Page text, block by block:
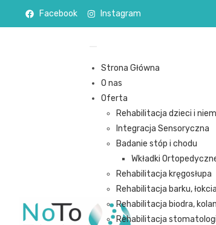
Facebook Instagram
Strona Główna
O nas
Oferta
Rehabilitacja dzieci i
Integracja Sensoryczna
Badanie stóp i chodu
Wkładki
Rehabilitacja kręgosłupa
Rehabilitacja barku,
Rehabilitacja biodra,
Rehabilitacja